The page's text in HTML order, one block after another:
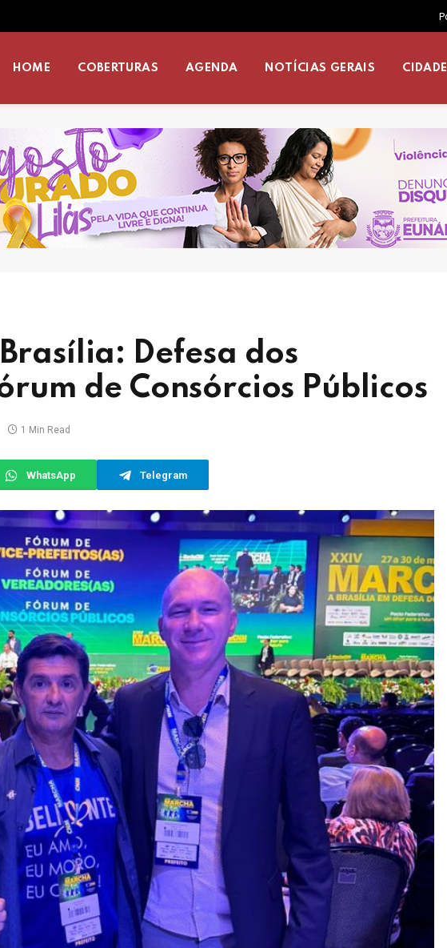
HOME COBERTURAS AGENDA NOTÍCIAS GERAIS
Defesa dos
de Consórcios Públicos
1 Min Read
WhatsApp Telegram